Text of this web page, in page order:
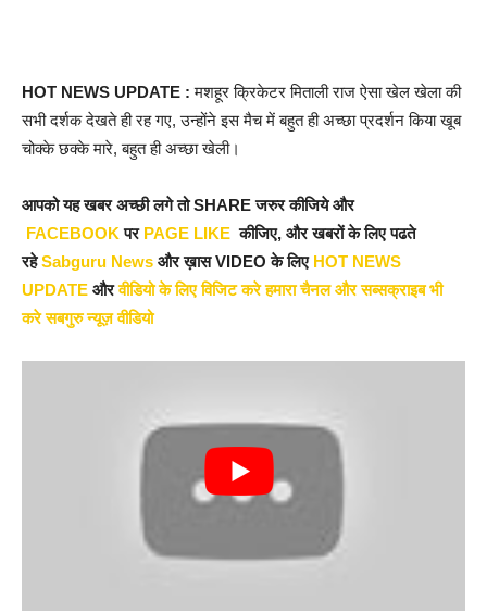
HOT NEWS UPDATE :मशहूर क्रिकेटर मिताली राज ऐसा खेल खेला की
सभी दर्शक देखते ही रह गए, उन्होंने इस मैच में बहुत ही अच्छा प्रदर्शन किया खूब
चोक्के छक्के मारे, बहुत ही अच्छा खेली।
आपको यह खबर अच्छी लगे तो SHARE जरुर कीजिये और
FACEBOOKपर PAGE LIKE कीजिए, और खबरों के लिए पढते
रहेSabguru News और ख़ास VIDEO के लिए HOT NEWS
UPDATE औरवीडियो के लिए विजिट करे हमारा चैनल और सब्सक्राइब भी
करे सबगुरु न्यूज़ वीडियो